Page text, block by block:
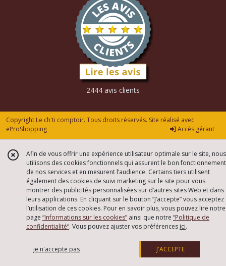
2444 avis clients
Copyright Le ch'ti comptoir. Tous droits réservés. Site réalisé avec
eProShopping
Accès gérant
Afin de vous offrir une expérience utilisateur optimale sur le site, nous
utilisons des cookies fonctionnels qui assurent le bon fonctionnement
de nos services et en mesurent l’audience. Certains tiers utilisent
également des cookies de suivi marketing sur le site pour vous
montrer des publicités personnalisées sur d’autres sites Web et dans
leurs applications. En cliquant sur le bouton “J’accepte” vous acceptez
l’utilisation de ces cookies. Pour en savoir plus, vous pouvez lire notre
page “Informations sur les cookies” ainsi que notre “Politique de
confidentialité“. Vous pouvez ajuster vos préférences ici.
je n'accepte pas J'ACCEPTE